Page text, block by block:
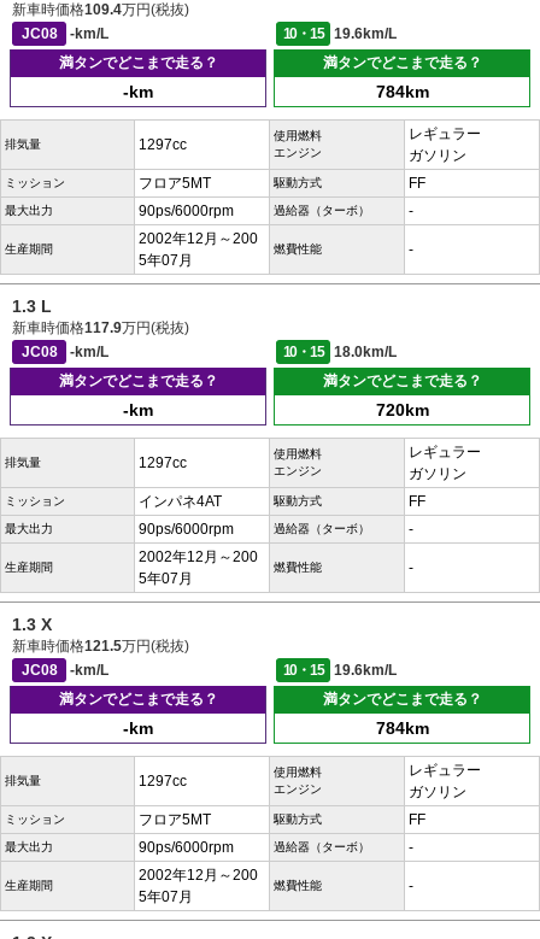
新車時価格109.4万円(税抜)
JC08
-km/L 10・15
19.6km/L
満タンでどこまで走る？
-km
満タンでどこまで走る？
784km
排気量 1297cc
使用燃料
エンジン
レギュラー
ガソリン
ミッション フロア5MT 駆動方式 FF
最大出力 90ps/6000rpm 過給器（ターボ） -
生産期間
2002年12月～200
5年07月
燃費性能 -
1.3 L
新車時価格117.9万円(税抜)
JC08
-km/L 10・15
18.0km/L
満タンでどこまで走る？
-km
満タンでどこまで走る？
720km
排気量 1297cc
使用燃料
エンジン
レギュラー
ガソリン
ミッション インパネ4AT 駆動方式 FF
最大出力 90ps/6000rpm 過給器（ターボ） -
生産期間
2002年12月～200
5年07月
燃費性能 -
1.3 X
新車時価格121.5万円(税抜)
JC08
-km/L 10・15
19.6km/L
満タンでどこまで走る？
-km
満タンでどこまで走る？
784km
排気量 1297cc
使用燃料
エンジン
レギュラー
ガソリン
ミッション フロア5MT 駆動方式 FF
最大出力 90ps/6000rpm 過給器（ターボ） -
生産期間
2002年12月～200
5年07月
燃費性能 -